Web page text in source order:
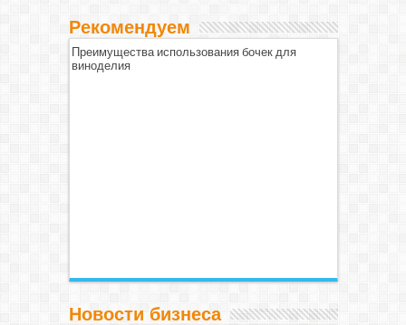
Рекомендуем
Преимущества использования бочек для
виноделия
Новости бизнеса